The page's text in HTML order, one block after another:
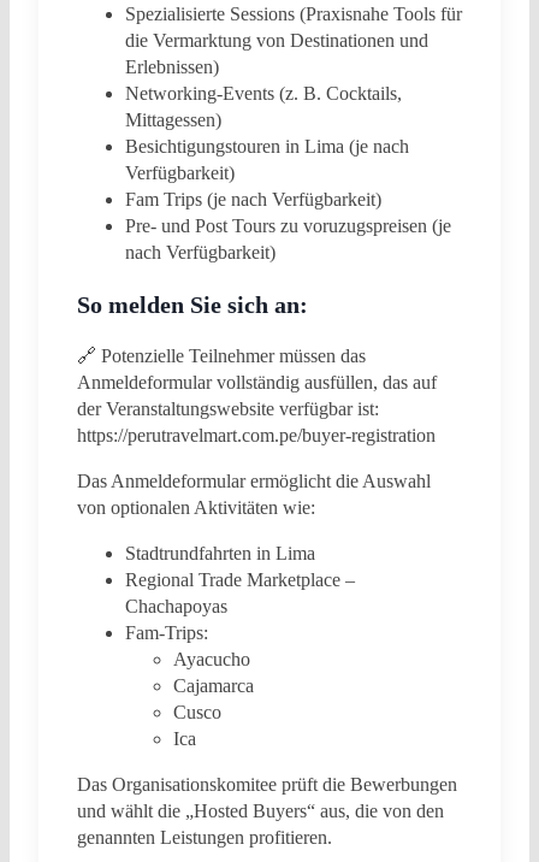
Spezialisierte Sessions (Praxisnahe Tools für
die Vermarktung von Destinationen und
Erlebnissen)
Networking-Events (z. B. Cocktails,
Mittagessen)
Besichtigungstouren in Lima (je nach
Verfügbarkeit)
Fam Trips (je nach Verfügbarkeit)
Pre- und Post Tours zu voruzugspreisen (je
nach Verfügbarkeit)
So melden Sie sich an:
🔗 Potenzielle Teilnehmer müssen das
Anmeldeformular vollständig ausfüllen, das auf
der Veranstaltungswebsite verfügbar ist:
https://perutravelmart.com.pe/buyer-registration
Das Anmeldeformular ermöglicht die Auswahl
von optionalen Aktivitäten wie:
Stadtrundfahrten in Lima
Regional Trade Marketplace –
Chachapoyas
Fam-Trips:
Ayacucho
Cajamarca
Cusco
Ica
Das Organisationskomitee prüft die Bewerbungen
und wählt die „Hosted Buyers“ aus, die von den
genannten Leistungen profitieren.